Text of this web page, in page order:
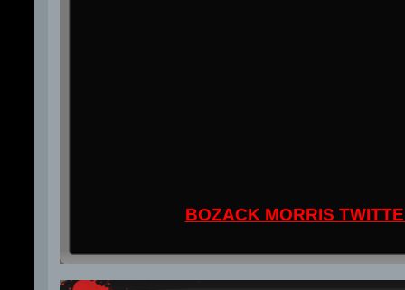
BOZACK MORRIS